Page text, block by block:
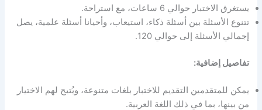
يستغرق الاختبار حوالي 6 ساعات، مع استراحة.
تتنوع الأسئلة بين أسئلة ذكاء، استيعاب، وأحيانا أسئلة علمية، يصل
إجمالي الأسئلة إلى حوالي 120.
تفاصيل إضافية:
يمكن للمتقدمين التقديم للاختبار بلغات متنوعة، ويُتيح لهم الاختيار
من بينها، بما في ذلك اللغة العربية.